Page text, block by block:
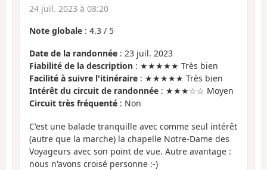
24 juil. 2023 à 08:20
Note globale : 4.3 / 5
Date de la randonnée : 23 juil. 2023
Fiabilité de la description : ★★★★★ Très bien
Facilité à suivre l'itinéraire : ★★★★★ Très bien
Intérêt du circuit de randonnée : ★★★☆☆ Moyen
Circuit très fréquenté : Non
C'est une balade tranquille avec comme seul intérêt
(autre que la marche) la chapelle Notre-Dame des
Voyageurs avec son point de vue. Autre avantage :
nous n'avons croisé personne :-)